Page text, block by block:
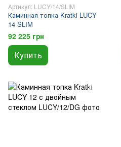
Артикул: LUCY/14/SLIM
Каминная топка Kratki LUCY
14 SLIM
92 225 грн
Купить